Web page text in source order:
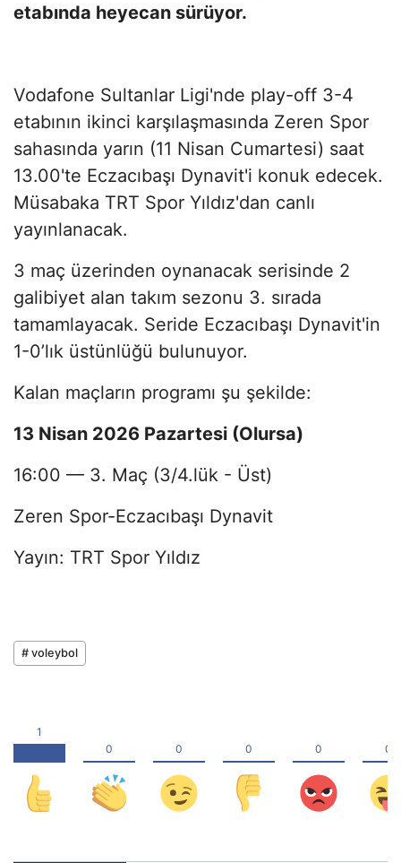
etabında heyecan sürüyor.
Vodafone Sultanlar Ligi'nde play-off 3-4
etabının ikinci karşılaşmasında Zeren Spor
sahasında yarın (11 Nisan Cumartesi) saat
13.00'te Eczacıbaşı Dynavit'i konuk edecek.
Müsabaka TRT Spor Yıldız'dan canlı
yayınlanacak.
3 maç üzerinden oynanacak serisinde 2
galibiyet alan takım sezonu 3. sırada
tamamlayacak. Seride Eczacıbaşı Dynavit'in
1-0’lık üstünlüğü bulunuyor.
Kalan maçların programı şu şekilde:
13 Nisan 2026 Pazartesi (Olursa)
16:00 — 3. Maç (3/4.lük - Üst)
Zeren Spor-Eczacıbaşı Dynavit
Yayın: TRT Spor Yıldız
# voleybol